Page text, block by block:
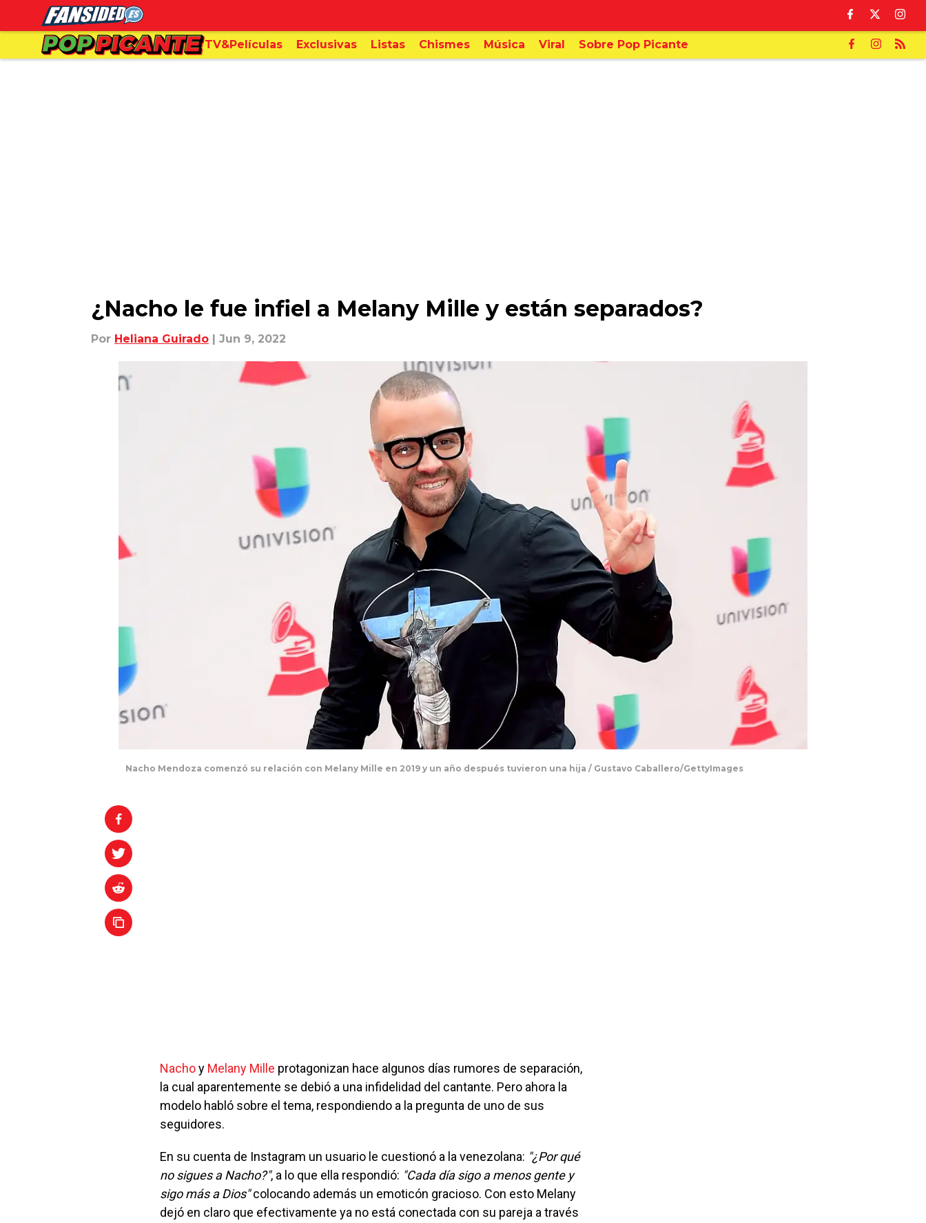
TV&Películas Exclusivas Listas Chismes Música Viral Sobre Pop Picante
¿Nacho le fue infiel a Melany Mille y están separados?
Por Heliana Guirado | Jun 9, 2022
Nacho Mendoza comenzó su relación con Melany Mille en 2019 y un año después tuvieron una hija / Gustavo Caballero/GettyImages
Nachoy Melany Mille protagonizan hace algunos días rumores de separación,
la cual aparentemente se debió a una infidelidad del cantante. Pero ahora la
modelo habló sobre el tema, respondiendo a la pregunta de uno de sus
seguidores.
En su cuenta de Instagram un usuario le cuestionó a la venezolana: "¿Por qué
no sigues a Nacho?", a lo que ella respondió: "Cada día sigo a menos gente y
sigo más a Dios"colocando además un emoticón gracioso. Con esto Melany
dejó en claro que efectivamente ya no está conectada con su pareja a través